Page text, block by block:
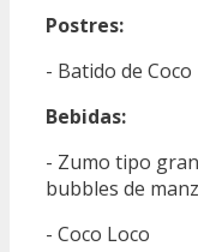
Postres:
- Batido de Coco
Bebidas:
- Zumo tipo
bubbles de
- Coco Loco